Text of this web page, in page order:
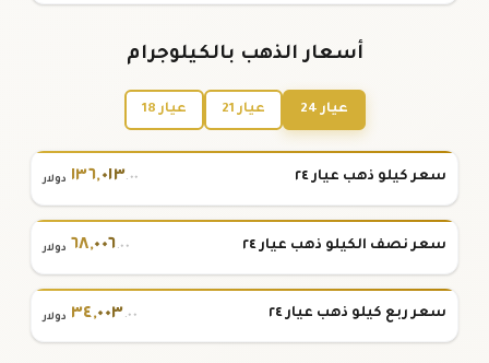
أسعار الذهب بالكيلوجرام
عيار 24 عيار 21 عيار 18
سعر كيلو ذهب عيار ٢٤ ١٣٦,٠١٣.٠٠ دولار
سعر نصف الكيلو ذهب عيار ٢٤ ٦٨,٠٠٦.٠٠ دولار
سعر ربع كيلو ذهب عيار ٢٤ ٣٤,٠٠٣.٠٠ دولار